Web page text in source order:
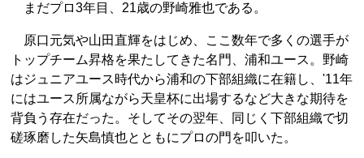
まだプロ3年目、21歳の野崎雅也である。
原口元気や山田直輝をはじめ、ここ数年で多くの選手が
トップチーム昇格を果たしてきた名門、浦和ユース。野崎
はジュニアユース時代から浦和の下部組織に在籍し、'11年
にはユース所属ながら天皇杯に出場するなど大きな期待を
背負う存在だった。そしてその翌年、同じく下部組織で切
磋琢磨した矢島慎也とともにプロの門を叩いた。